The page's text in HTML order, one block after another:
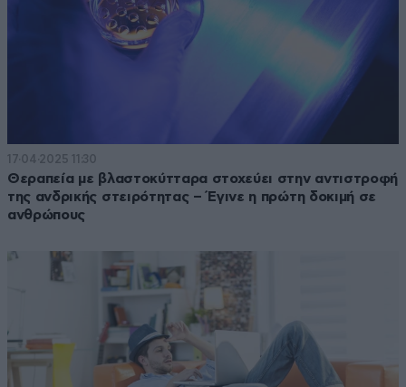
17·04·2025 11:30
Θεραπεία με βλαστοκύτταρα στοχεύει στην αντιστροφή
της ανδρικής στειρότητας – Έγινε η πρώτη δοκιμή σε
ανθρώπους